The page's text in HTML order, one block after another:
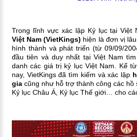
Trong lĩnh vực xác lập Kỷ lục tại Việt
Việt Nam (VietKings) hiện là đơn vị
hình thành và phát triển (từ 09/09/
đầu tiên và duy nhất tại Việt Nam
danh các giá trị kỷ lục Việt Nam. Kể
nay, VietKings đã tìm kiếm và xác lập
giacũng như hỗ trợ thành công các hồ
Kỷ lục Châu Á, Kỷ lục Thế giới… cho